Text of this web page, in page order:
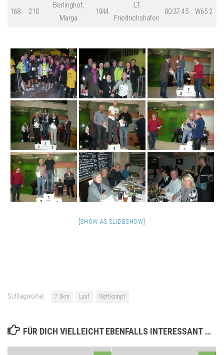
168 210
Berlinghof,
Marga
1944
LT
Friedrichshafen
00:37:45 W65 2
[SHOW AS SLIDESHOW]
Schlagwörter: 7.5km Lauf Wettkampf
FÜR DICH VIELLEICHT EBENFALLS INTERESSANT …